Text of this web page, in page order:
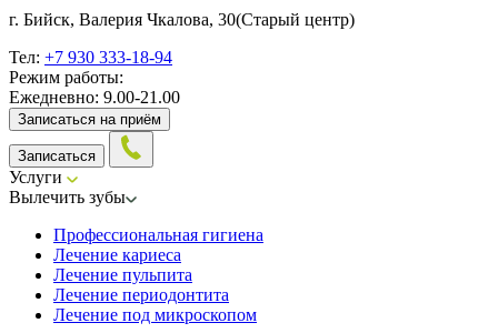
г. Бийск, Валерия Чкалова, 30(Старый центр)
Тел: +7 930 333-18-94
Режим работы:
Ежедневно: 9.00-21.00
Записаться на приём
Записаться
Услуги
Вылечить зубы
Профессиональная гигиена
Лечение кариеса
Лечение пульпита
Лечение периодонтита
Лечение под микроскопом